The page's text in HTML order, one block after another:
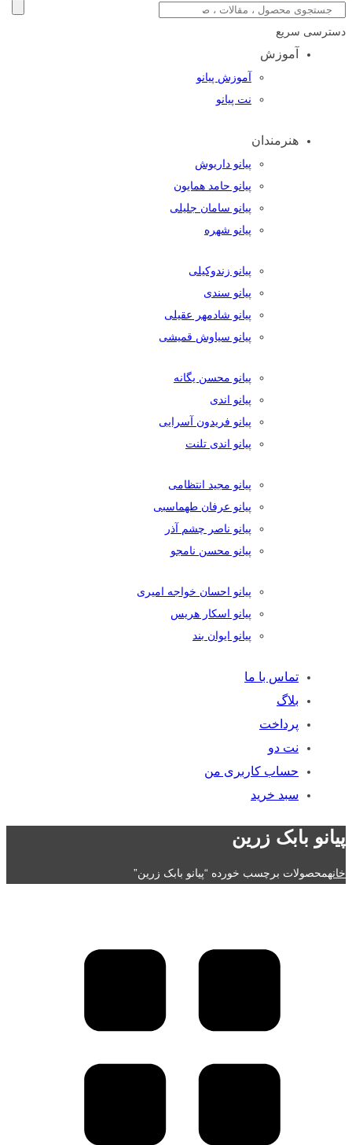
دسترسی سریع
آموزش
آموزش پیانو
نت پیانو
هنرمندان
پیانو داریوش
پیانو حامد همایون
پیانو سامان جلیلی
پیانو شهره
پیانو زندوکیلی
پیانو سندی
پیانو شادمهر عقیلی
پیانو سیاوش قمیشی
پیانو محسن یگانه
پیانو اندی
پیانو فریدون آسرایی
پیانو اندی تلنت
پیانو مجید انتظامی
پیانو عرفان طهماسبی
پیانو ناصر چشم آذر
پیانو محسن نامجو
پیانو احسان خواجه امیری
پیانو اسکار هریس
پیانو ایوان بند
تماس با ما
بلاگ
پرداخت
نت دو
حساب کاربری من
سبد خرید
پیانو بابک زرین
خانهمحصولات برچسب خورده “پیانو بابک زرین”